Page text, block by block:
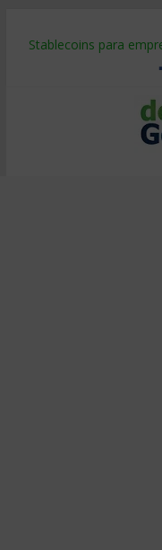
Stablecoins para
Despido silencioso:
IA en selección de
Trabajo forzoso en la
Mercado hispano de